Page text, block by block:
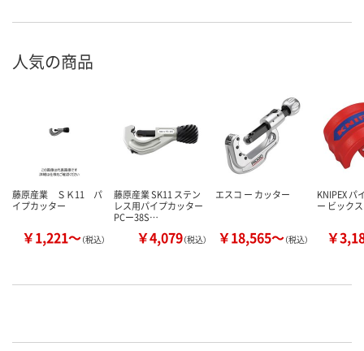
人気の商品
藤原産業 ＳＫ11 パ
イプカッター
￥1,221～（税込）
藤原産業 SK11 ステン
レス用パイプカッター
PCー38S…
￥4,079（税込）
エスコ ー カッター
￥18,565～（税込）
KNIPEX パ
ー ビック
￥